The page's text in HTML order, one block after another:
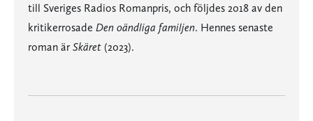
till Sveriges Radios Romanpris, och följdes 2018 av den
kritikerrosade Den oändliga familjen. Hennes senaste
roman är Skäret (2023).